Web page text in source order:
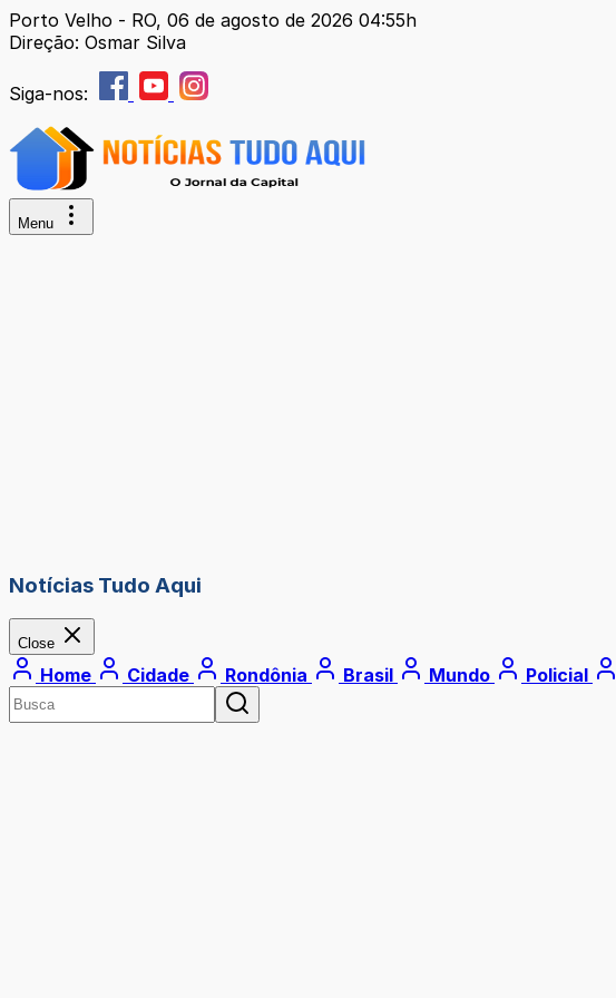
Porto Velho - RO, 06 de agosto de 2026 04:55h
Direção: Osmar Silva
Siga-nos:
Menu
Notícias Tudo Aqui
Close
Home Cidade Rondônia Brasil Mundo Policial